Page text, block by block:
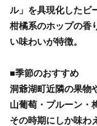
ル」を具現化したビ
柑橘系のホップの香
い味わいが特徴。
■季節のおすすめ
洞爺湖町近隣の果物
山葡萄・プルーン・
その時期にしか味わ